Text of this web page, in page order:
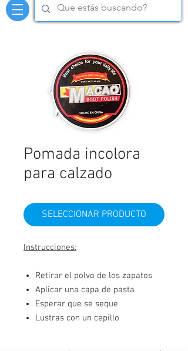
Pomada incolora
para calzado
SELECCIONAR PRODUCTO
Instrucciones:
Retirar el polvo de los zapatos
Aplicar una capa de pasta
Esperar que se seque
Lustras con un cepillo